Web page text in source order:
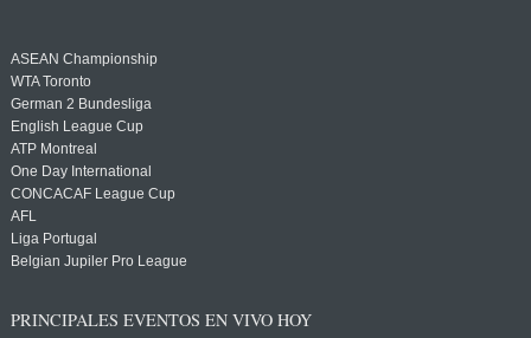
ASEAN Championship
WTA Toronto
German 2 Bundesliga
English League Cup
ATP Montreal
One Day International
CONCACAF League Cup
AFL
Liga Portugal
Belgian Jupiler Pro League
PRINCIPALES EVENTOS EN VIVO HOY